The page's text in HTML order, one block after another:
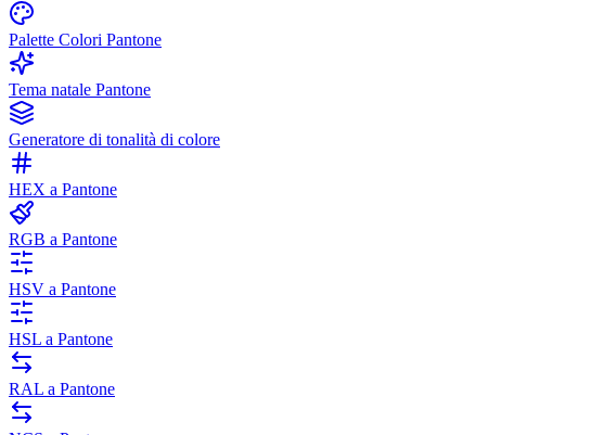
Palette Colori Pantone
Tema natale Pantone
Generatore di tonalità di colore
HEX a Pantone
RGB a Pantone
HSV a Pantone
HSL a Pantone
RAL a Pantone